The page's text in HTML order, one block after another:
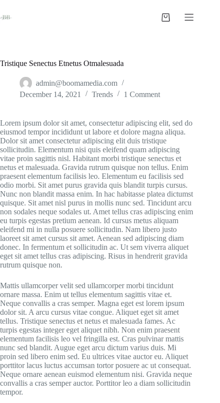
content
Shopping
Tristique Senectus Etnetus Otmalesuada
admin@boomamedia.com
December 14, 2021
Trends 1 Comment
Lorem ipsum dolor sit amet, consectetur adipiscing elit, sed do
eiusmod tempor incididunt ut labore et dolore magna aliqua.
Dolor sit amet consectetur adipiscing elit duis tristique
sollicitudin. Elementum nisi quis eleifend quam adipiscing
vitae proin sagittis nisl. Habitant morbi tristique senectus et
netus et malesuada. Gravida rutrum quisque non tellus. Enim
praesent elementum facilisis leo. Elementum eu facilisis sed
odio morbi. Sit amet purus gravida quis blandit turpis cursus.
Nunc non blandit massa enim. In hac habitasse platea dictumst
quisque. Sit amet nisl purus in mollis nunc sed. Tincidunt arcu
non sodales neque sodales ut. Amet tellus cras adipiscing enim
eu turpis egestas pretium aenean. Id cursus metus aliquam
eleifend mi in nulla posuere sollicitudin. Nam libero justo
laoreet sit amet cursus sit amet. Aenean sed adipiscing diam
donec. In fermentum et sollicitudin ac. Ut sem viverra aliquet
eget sit amet tellus cras adipiscing. Risus in hendrerit gravida
rutrum quisque non.
Mattis ullamcorper velit sed ullamcorper morbi tincidunt
ornare massa. Enim ut tellus elementum sagittis vitae et.
Neque convallis a cras semper. Magna eget est lorem ipsum
dolor sit. A arcu cursus vitae congue. Aliquet eget sit amet
tellus. Tristique senectus et netus et malesuada fames. Ac
turpis egestas integer eget aliquet nibh. Non enim praesent
elementum facilisis leo vel fringilla est. Cras pulvinar mattis
nunc sed blandit. Augue eget arcu dictum varius duis. Mi
proin sed libero enim sed. Eu ultrices vitae auctor eu. Aliquet
porttitor lacus luctus accumsan tortor posuere ac ut consequat.
Neque ornare aenean euismod elementum nisi. Gravida neque
convallis a cras semper auctor. Porttitor leo a diam sollicitudin
tempor.